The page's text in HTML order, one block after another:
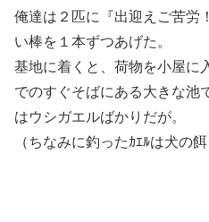
俺達は２匹に『出迎えご苦労
い棒を１本ずつあげた。
基地に着くと、荷物を小屋に
でのすぐそばにある大きな池
はウシガエルばかりだが。
（ちなみに釣ったｶｴﾙは犬の餌